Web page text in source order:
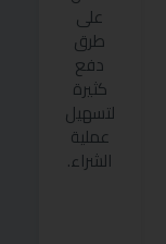
على
طرق
دفع
كثيرة
لتسهيل
عملية
الشراء.